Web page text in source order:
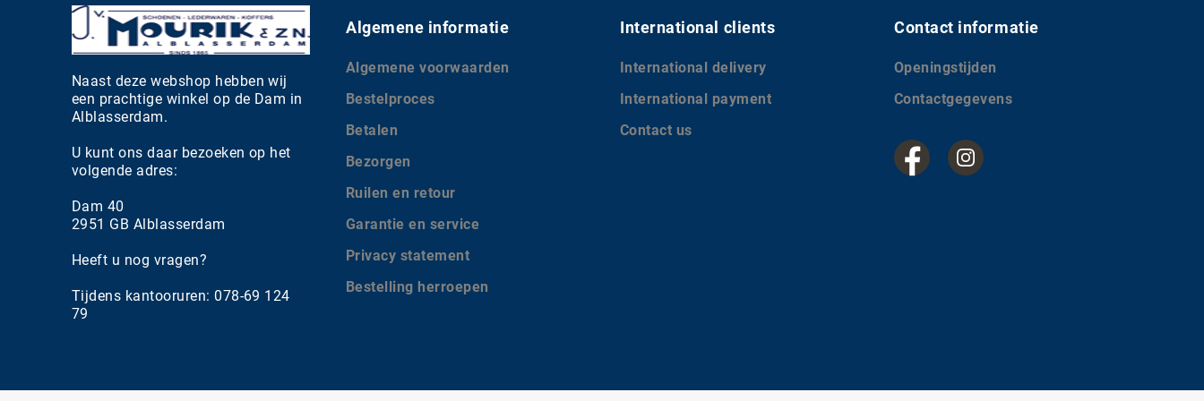
Naast deze webshop hebben wij
een prachtige winkel op de Dam in
Alblasserdam.
U kunt ons daar bezoeken op het
volgende adres:
Dam 40
2951 GB Alblasserdam
Heeft u nog vragen?
Tijdens kantooruren: 078-69 124
79
Algemene informatie
Algemene voorwaarden
Bestelproces
Betalen
Bezorgen
Ruilen en retour
Garantie en service
Privacy statement
Bestelling herroepen
International clients
International delivery
International payment
Contact us
Contact informatie
Openingstijden
Contactgegevens